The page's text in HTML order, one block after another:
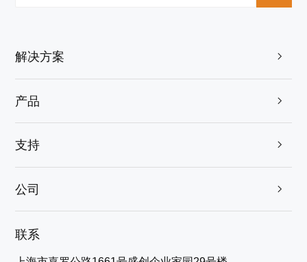
解决方案 
产品 
支持 
公司 
联系